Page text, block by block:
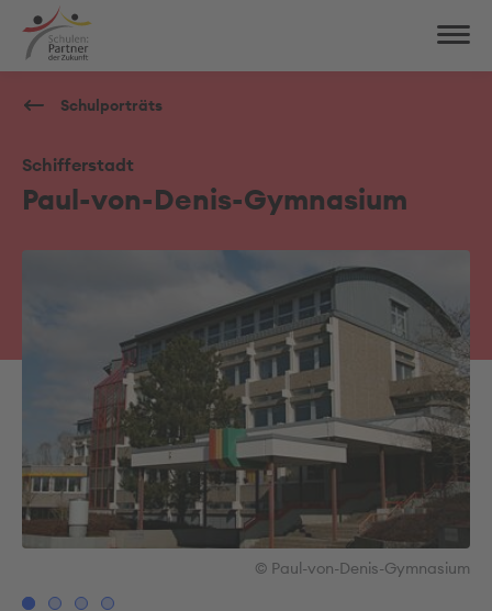
Schulporträts
Schifferstadt
Paul-von-Denis-Gymnasium
© Paul-von-Denis-Gymnasium